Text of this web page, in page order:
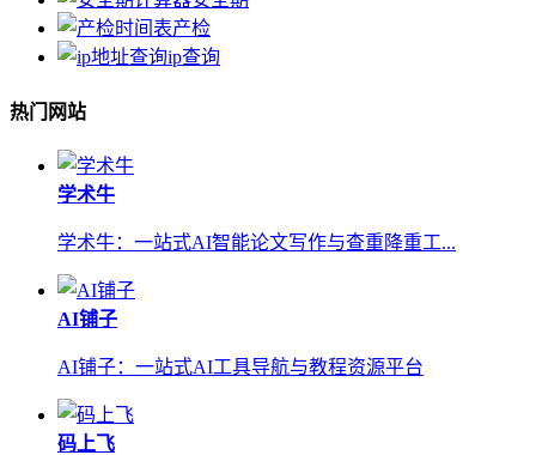
产检
ip查询
热门网站
学术牛
学术牛：一站式AI智能论文写作与查重降重工...
AI铺子
AI铺子：一站式AI工具导航与教程资源平台
码上飞